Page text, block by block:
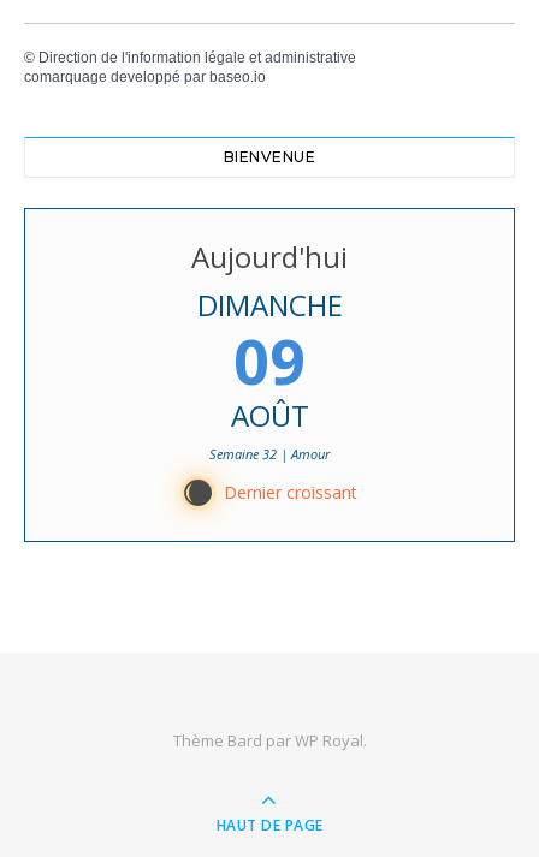
© Direction de l'information légale et administrative
comarquage developpé par baseo.io
BIENVENUE
Aujourd'hui
DIMANCHE
09
AOÛT
Semaine 32 | Amour
X Dernier croissant
Thème Bard parWP Royal.
HAUT DE PAGE